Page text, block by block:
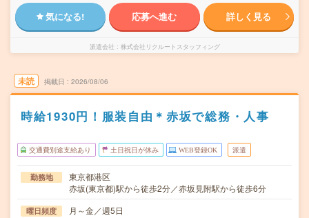
気になる! 応募へ進む 詳しく見る
派遣会社 株式会社リクルートスタッフィング
未読 掲載日 2026/08/06
時給1930円！服装自由＊赤坂で総務・人事
交通費別途支給あり 土日祝日が休み WEB登録OK 派遣
勤務地
東京都港区
赤坂(東京都)駅から徒歩2分／赤坂見附駅から徒歩6分
曜日頻度 月～金／週5日